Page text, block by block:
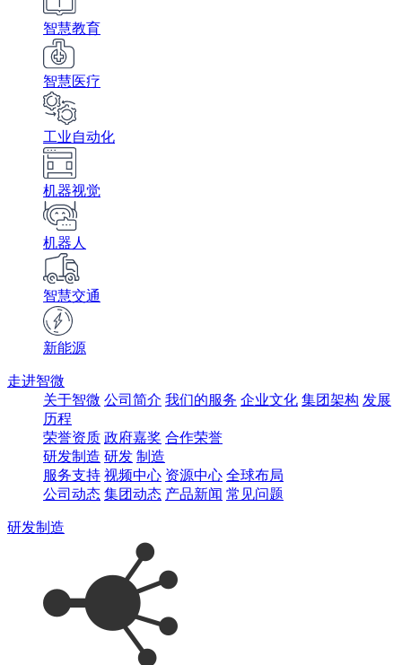
智慧教育
智慧医疗
工业自动化
机器视觉
机器人
智慧交通
新能源
走进智微
关于智微 公司简介 我们的服务 企业文化 集团架构 发展
历程
荣誉资质 政府嘉奖 合作荣誉
研发制造 研发 制造
服务支持 视频中心 资源中心 全球布局
公司动态 集团动态 产品新闻 常见问题
研发制造